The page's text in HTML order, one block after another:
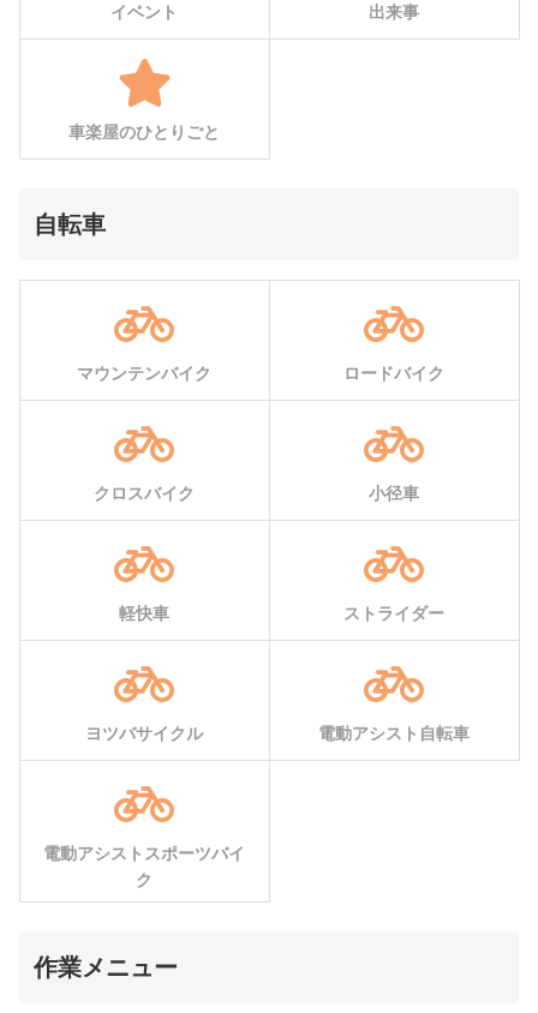
イベント 出来事
車楽屋のひとりごと
自転車
マウンテンバイク ロードバイク
クロスバイク 小径車
軽快車 ストライダー
ヨツバサイクル 電動アシスト自転車
電動アシストスポーツバイ
ク
作業メニュー